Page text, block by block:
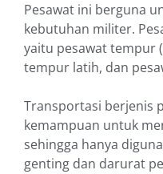
Pesawat ini berguna
kebutuhan militer.
yaitu pesawat tempur (
tempur latih, dan
Transportasi berjenis
kemampuan untuk
sehingga hanya
genting dan darurat